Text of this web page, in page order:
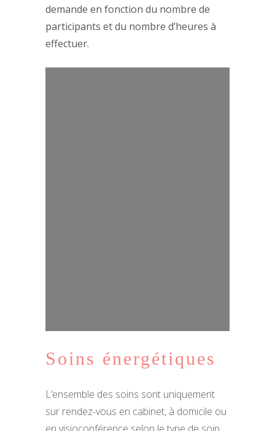
demande en fonction du nombre de
participants et du nombre d’heures à
effectuer.
Soins énergétiques
L’ensemble des soins sont uniquement
sur rendez-vous en cabinet, à domicile ou